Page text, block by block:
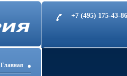
+7 (495) 175-43-
Главная